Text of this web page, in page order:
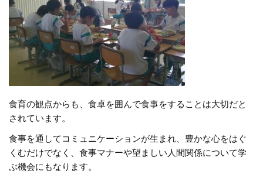
食育の観点からも、食卓を囲んで食事をすることは大切だと
されています。
食事を通してコミュニケーションが生まれ、豊かな心をはぐ
くむだけでなく、食事マナーや望ましい人間関係について学
ぶ機会にもなります。